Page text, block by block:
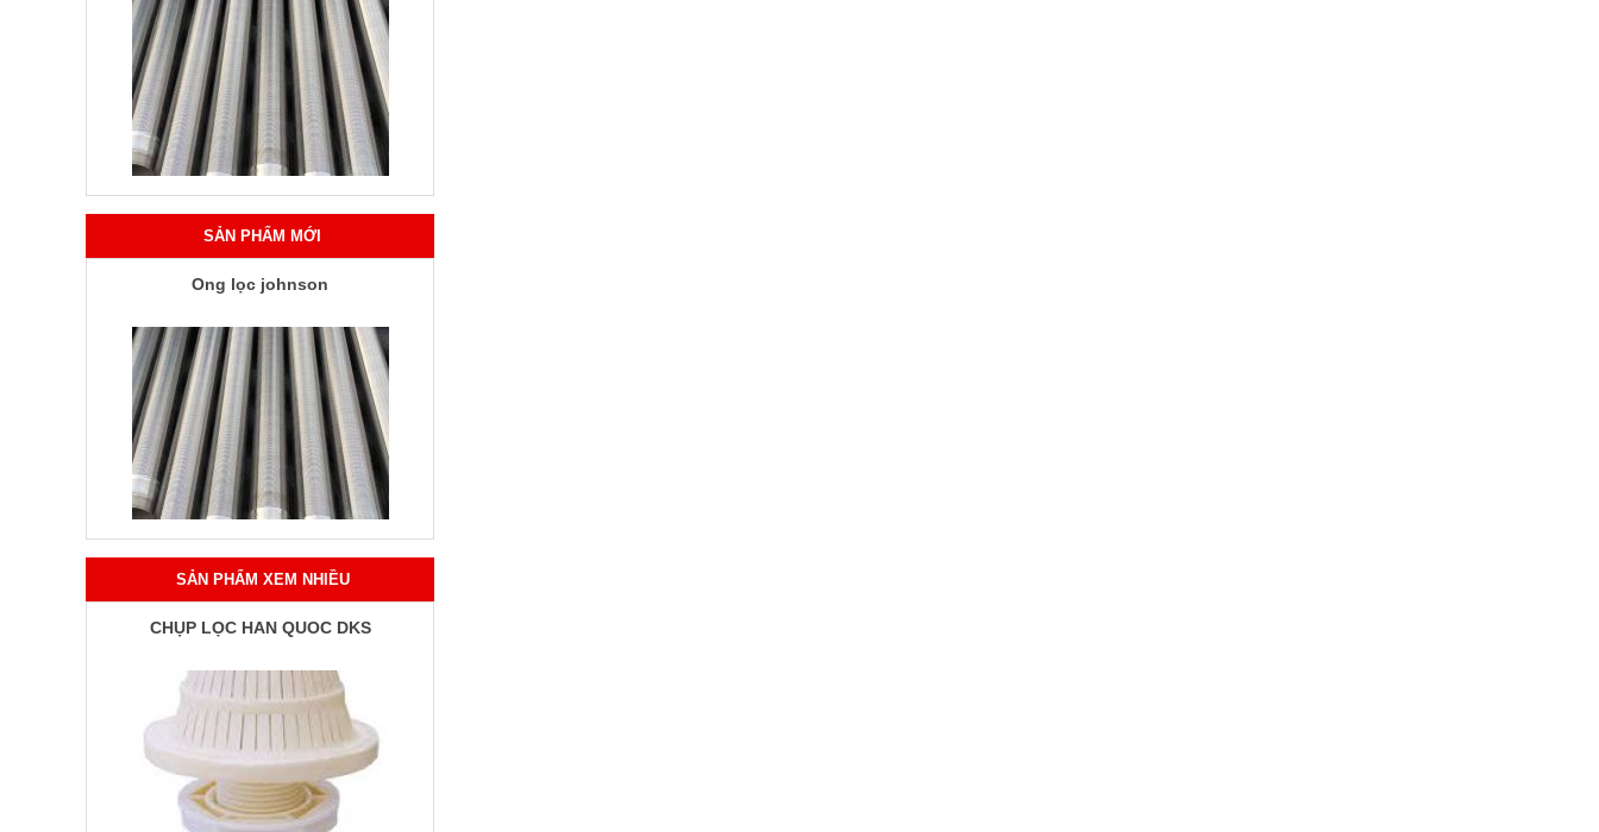
SẢN PHẨM MỚI
Ống lọc johnson
SẢN PHẨM XEM NHIỀU
CHỤP LỌC HÀN QUỐC DKS